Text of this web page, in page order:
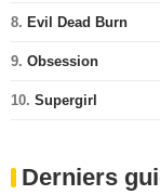
8. Evil Dead Burn
9. Obsession
10. Supergirl
Derniers